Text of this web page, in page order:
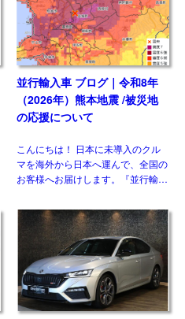
並行輸入車 ブログ｜令和8年
（2026年）熊本地震 /被災地
の応援について
こんにちは！ 日本に未導入のクル
マを海外から日本へ運んで、全国の
お客様へお届けします。『並行輸入
査、保険、保証などのお話はしてき
ました(過去ブログ参照)。今回は並
行輸入車 ブログ｜令和8年 […]